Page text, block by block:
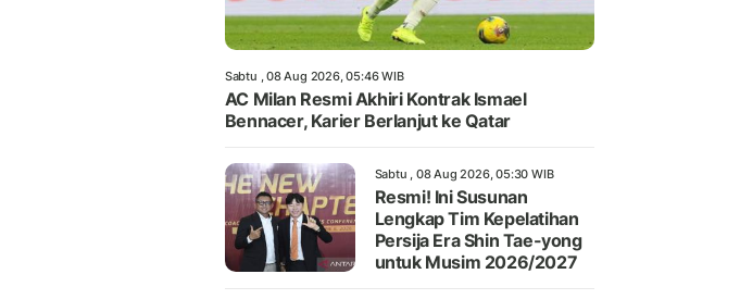
Sabtu , 08 Aug 2026, 05:46 WIB
AC Milan Resmi Akhiri Kontrak Ismael
Bennacer, Karier Berlanjut ke Qatar
Sabtu , 08 Aug 2026, 05:30 WIB
Resmi! Ini Susunan
Lengkap Tim Kepelatihan
Persija Era Shin Tae-yong
untuk Musim 2026/2027